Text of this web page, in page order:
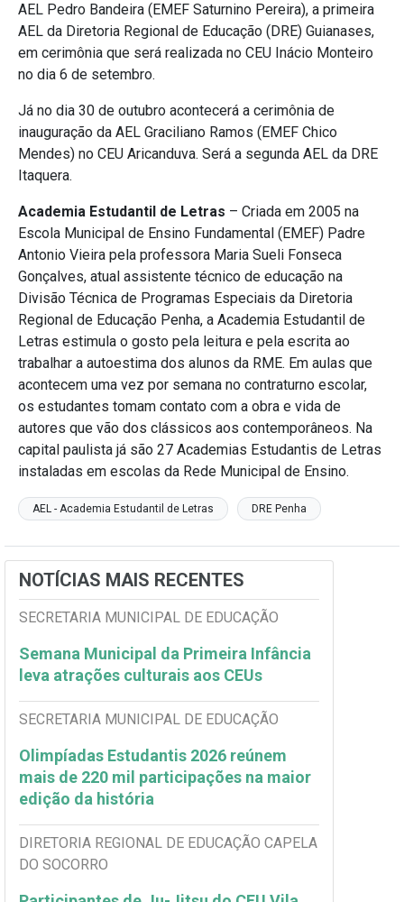
AEL Pedro Bandeira (EMEF Saturnino Pereira), a primeira
AEL da Diretoria Regional de Educação (DRE) Guianases,
em cerimônia que será realizada no CEU Inácio Monteiro
no dia 6 de setembro.
Já no dia 30 de outubro acontecerá a cerimônia de
inauguração da AEL Graciliano Ramos (EMEF Chico
Mendes) no CEU Aricanduva. Será a segunda AEL da DRE
Itaquera.
Academia Estudantil de Letras – Criada em 2005 na
Escola Municipal de Ensino Fundamental (EMEF) Padre
Antonio Vieira pela professora Maria Sueli Fonseca
Gonçalves, atual assistente técnico de educação na
Divisão Técnica de Programas Especiais da Diretoria
Regional de Educação Penha, a Academia Estudantil de
Letras estimula o gosto pela leitura e pela escrita ao
trabalhar a autoestima dos alunos da RME. Em aulas que
acontecem uma vez por semana no contraturno escolar,
os estudantes tomam contato com a obra e vida de
autores que vão dos clássicos aos contemporâneos. Na
capital paulista já são 27 Academias Estudantis de Letras
instaladas em escolas da Rede Municipal de Ensino.
AEL - Academia Estudantil de Letras DRE Penha
NOTÍCIAS MAIS RECENTES
SECRETARIA MUNICIPAL DE EDUCAÇÃO
Semana Municipal da Primeira Infância
leva atrações culturais aos CEUs
SECRETARIA MUNICIPAL DE EDUCAÇÃO
Olimpíadas Estudantis 2026 reúnem
mais de 220 mil participações na maior
edição da história
DIRETORIA REGIONAL DE EDUCAÇÃO CAPELA
DO SOCORRO